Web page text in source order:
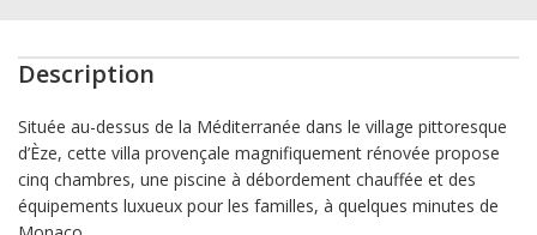
Description
Située au-dessus de la Méditerranée dans le village pittoresque
d’Èze, cette villa provençale magnifiquement rénovée propose
cinq chambres, une piscine à débordement chauffée et des
équipements luxueux pour les familles, à quelques minutes de